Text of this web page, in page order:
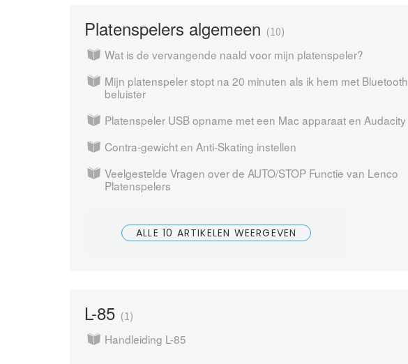
Platenspelers algemeen 10
Wat is de vervangende naald voor mijn platenspeler?
Mijn platenspeler stopt na 20 minuten als ik hem met Bluetooth
beluister
Platenspeler USB opname met een Mac apparaat en Audacity
Contra-gewicht en Anti-Skating instellen
Veelgestelde Vragen over de AUTO/STOP Functie van Lenco
Platenspelers
ALLE 10 ARTIKELEN WEERGEVEN
L-85 1
Handleiding L-85